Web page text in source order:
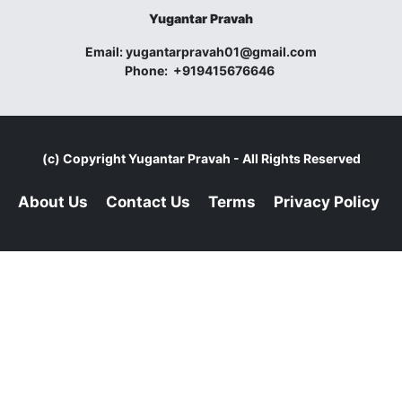
Yugantar Pravah
Email:yugantarpravah01@gmail.com
Phone: +919415676646
(c) CopyrightYugantar Pravah - All Rights Reserved
About Us Contact Us Terms Privacy Policy